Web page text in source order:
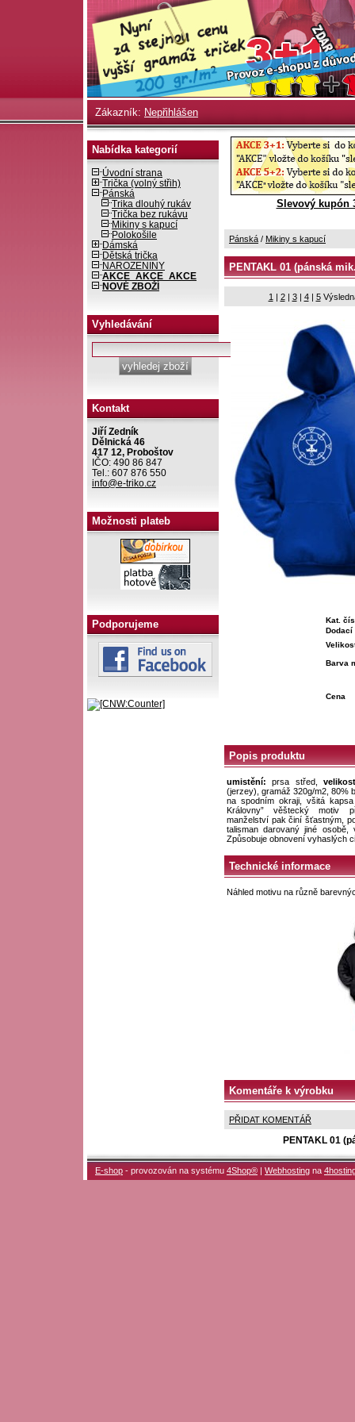
Zákazník: Nepřihlášen
Nabídka kategorií
Úvodní strana
Trička (volný střih)
Pánská
Trika dlouhý rukáv
Trička bez rukávu
Mikiny s kapucí
Polokošile
Dámská
Dětská trička
NAROZENINY
AKCE_AKCE_AKCE
NOVÉ ZBOŽÍ
Vyhledávání
Kontakt
Jiří Zedník
Dělnická 46
417 12, Proboštov
IČO: 490 86 847
Tel.: 607 876 550
info@e-triko.cz
Možnosti plateb
Podporujeme
Slevový kupón
Pánská / Mikiny s kapucí
PENTAKL 01 (pánská
1 | 2| 3| 4| 5
Kat.
Dodací
Barva
Cena
Popis produktu
umistění: prsa střed,
(jerzey), gramáž 320g/m2, 80%
na spodním okraji, všitá
Královny” věštecký motiv
manželství pak činí šťastným,
talisman darovaný jiné
Způsobuje obnovení vyhaslých
Technické informace
Náhled motivu na různě
Komentáře k výrobku
PŘIDAT KOMENTÁŘ
PENTAKL 01
E-shop - provozován na systému 4Shop® | Webhosting na